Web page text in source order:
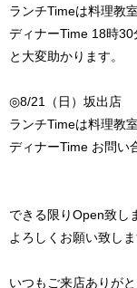
ランチTimeは料理教
ディナーTime 18時
と大変助かります。
◎8/21（日）坂出店
ランチTimeは料理教
ディナーTime お問い
できる限りOpen致し
よろしくお願い致しま
いつもご来店ありが